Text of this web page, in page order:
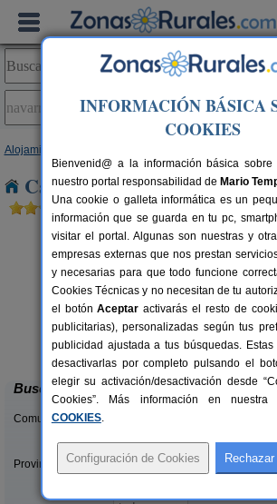
Alojamientos
Casas Rurales en
Casa Rural El Rincón de Gredos
Navaluenga (Ávila)
Buscar
Comunidades:
Provincias/Islas:
INFORMACIÓN BÁSICA
COOKIES
Bienvenid@ a la información básica
nuestro portal responsabilidad de Mario
Una cookie o galleta informática es un
información que se guarda en tu pc,
visitar el portal. Algunas son nuestras y
empresas externas que nos prestan
y necesarias para que todo funcione
Cookies Técnicas y no necesitan de tu
el botónAceptar activarás el resto de
publicitarias), personalizadas según tus
publicidad ajustada a tus búsquedas. Estas
desactivarlas por completo pulsando el
elegir su activación/desactivación desde
Cookies”. Más información en nuestra
COOKIES.